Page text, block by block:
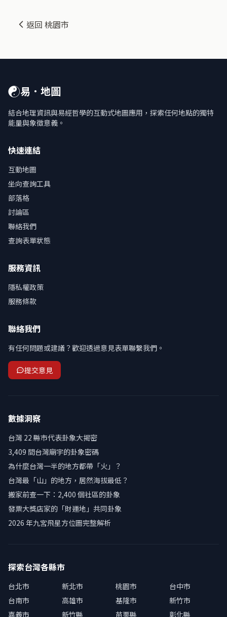
返回 桃園市
☯易．地圖
結合地理資訊與易經哲學的互動式地圖應用，探索任何地點的獨特
能量與象徵意義。
快速連結
互動地圖
坐向查詢工具
部落格
討論區
聯絡我們
查詢表單狀態
服務資訊
隱私權政策
服務條款
聯絡我們
有任何問題或建議？歡迎透過意見表單聯繫我們。
提交意見
數據洞察
台灣 22 縣市代表卦象大揭密
3,409 間台灣廟宇的卦象密碼
為什麼台灣一半的地方都帶「火」？
台灣最「山」的地方，居然海拔最低？
搬家前查一下：2,400 個社區的卦象
發票大獎店家的「財運地」共同卦象
2026 年九宮飛星方位圖完整解析
探索台灣各縣市
台北市 新北市 桃園市
台中市
台南市
高雄市 基隆市
新竹市
嘉義市
新竹縣 苗栗縣 彰化縣